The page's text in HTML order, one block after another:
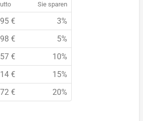
Sie sparen
€
3%
€
5%
€
10%
€
15%
€ 20%